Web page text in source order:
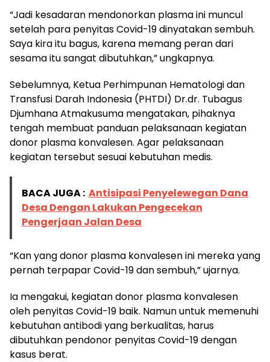
“Jadi kesadaran mendonorkan plasma ini muncul
setelah para penyitas Covid-19 dinyatakan sembuh.
Saya kira itu bagus, karena memang peran dari
sesama itu sangat dibutuhkan,” ungkapnya.
Sebelumnya, Ketua Perhimpunan Hematologi dan
Transfusi Darah Indonesia (PHTDI) Dr.dr. Tubagus
Djumhana Atmakusuma mengatakan, pihaknya
tengah membuat panduan pelaksanaan kegiatan
donor plasma konvalesen. Agar pelaksanaan
kegiatan tersebut sesuai kebutuhan medis.
BACA JUGA : Antisipasi Penyelewegan Dana
Desa Dengan Lakukan Pengecekan
Pengerjaan Jalan Desa
“Kan yang donor plasma konvalesen ini mereka yang
pernah terpapar Covid-19 dan sembuh,” ujarnya.
Ia mengakui, kegiatan donor plasma konvalesen
oleh penyitas Covid-19 baik. Namun untuk memenuhi
kebutuhan antibodi yang berkualitas, harus
dibutuhkan pendonor penyitas Covid-19 dengan
kasus berat.